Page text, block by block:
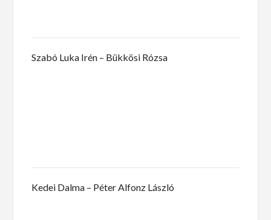
Szabó Luka Irén – Bükkösi Rózsa
Kedei Dalma – Péter Alfonz László